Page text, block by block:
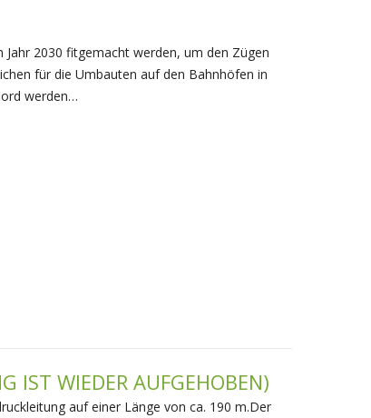
2030 fitgemacht werden, um den Zügen
für die Umbauten auf den Bahnhöfen in
werden…
IST WIEDER AUFGEHOBEN)
auf einer Länge von ca. 190 m.Der